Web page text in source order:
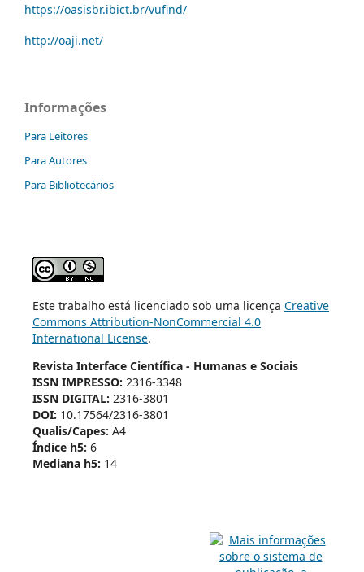
https://oasisbr.ibict.br/vufind/
http://oaji.net/
Informações
Para Leitores
Para Autores
Para Bibliotecários
Este trabalho está licenciado sob uma licença Creative
Commons Attribution-NonCommercial 4.0
International License.
Revista Interface Científica - Humanas e Sociais
ISSN IMPRESSO: 2316-3348
ISSN DIGITAL: 2316-3801
DOI: 10.17564/2316-3801
Qualis/Capes: A4
Índice h5: 6
Mediana h5: 14